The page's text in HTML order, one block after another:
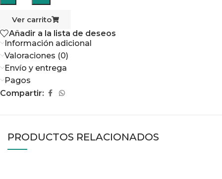
Ver carrito
Añadir a la lista de deseos
Información adicional
Valoraciones (0)
Envío y entrega
Pagos
Compartir:
PRODUCTOS RELACIONADOS